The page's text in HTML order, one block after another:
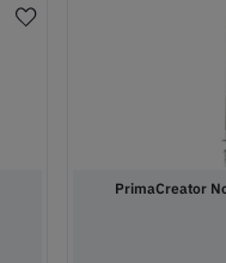
PrimaCreator